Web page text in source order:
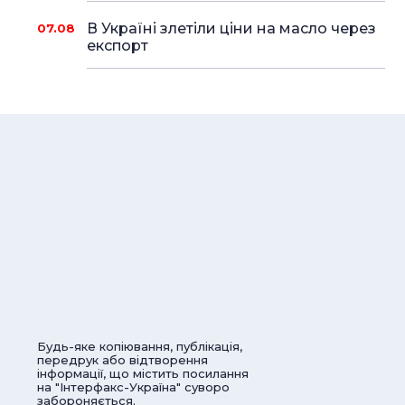
07.08
В Україні злетіли ціни на масло через
експорт
Будь-яке копіювання, публікація,
передрук або відтворення
інформації, що містить посилання
на "Інтерфакс-Україна" суворо
забороняється.